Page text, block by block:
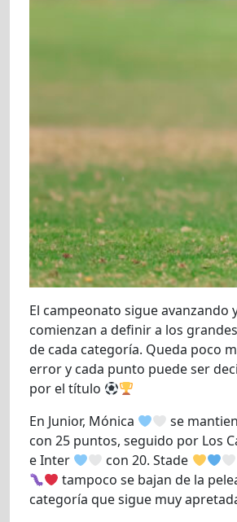
El campeonato sigue avanzando
comienzan a definir a los
de cada categoría. Queda poco
error y cada punto puede ser
por el título
En Junior, Mónica
se
con 25 puntos, seguido por Los
e Inter
con 20. Stade
tampoco se bajan de la
categoría que sigue muy